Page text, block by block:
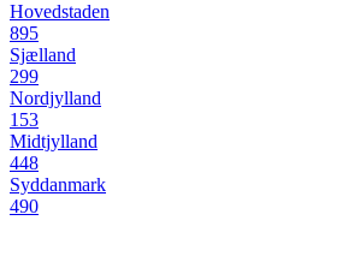
Hovedstaden
895
Sjælland
299
Nordjylland
153
Midtjylland
448
Syddanmark
490